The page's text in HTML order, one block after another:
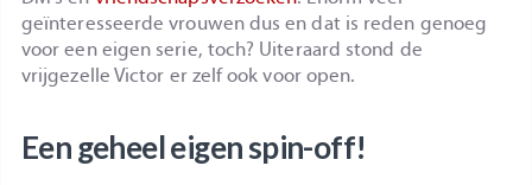
geïnteresseerde vrouwen dus en dat is reden genoeg
voor een eigen serie, toch? Uiteraard stond de
vrijgezelle Victor er zelf ook voor open.
Een geheel eigen spin-off!